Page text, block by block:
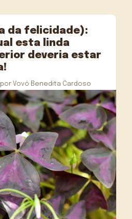
da felicidade):
esta linda
deveria estar
por Vovó Benedita Cardoso